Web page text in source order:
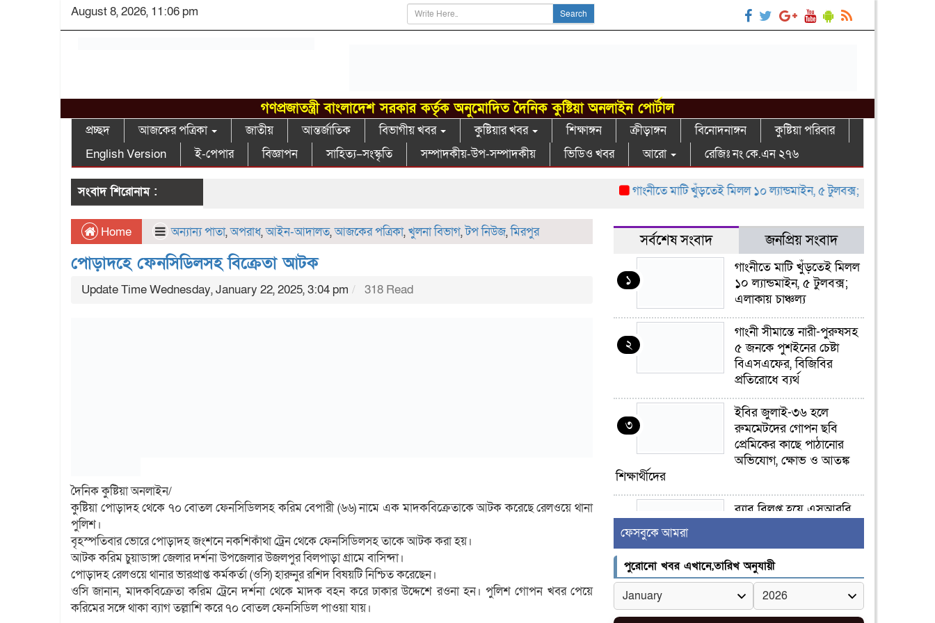
August 8, 2026, 11:06 pm Search
গণপ্রজাতন্ত্রী বাংলাদেশ সরকার কর্তৃক অনুমোদিত দৈনিক কুষ্টিয়া অনলাইন পোর্টাল
প্রচ্ছদ আজকের পত্রিকা জাতীয় আন্তর্জাতিক বিভাগীয় খবর কুষ্টিয়ার খবর শিক্ষাঙ্গন ক্রীড়াঙ্গন বিনোদনাঙ্গন
কুষ্টিয়া পরিবার
English Version
ই-পেপার বিজ্ঞাপন সাহিত্য–সংস্কৃতি সম্পাদকীয়-উপ-সম্পাদকীয় ভিডিও খবর আরো রেজিঃ নং কে.এন ২৭৬
সংবাদ শিরোনাম : গাংনীতে মাটি খুঁড়তেই মিলল ১০ ল্যান্ডমাইন, ৫ টুলবক্স; এলাকায় চাঞ্চল্য
Home অন্যান্য পাতা,অপরাধ,আইন-আদালত,আজকের পত্রিকা,খুলনা বিভাগ,টপ নিউজ,মিরপুর
পোড়াদহে ফেনসিডিলসহ বিক্রেতা আটক
Update Time Wednesday, January 22, 2025, 3:04 pm 318 Read
দৈনিক কুষ্টিয়া অনলাইন/
কুষ্টিয়া পোড়াদহ থেকে ৭০ বোতল ফেনসিডিলসহ করিম বেপারী (৬৬) নামে এক মাদকবিক্রেতাকে আটক করেছে রেলওয়ে থানা
পুলিশ।
বৃহস্পতিবার ভোরে পোড়াদহ জংশনে নকশিকাঁথা ট্রেন থেকে ফেনসিডিলসহ তাকে আটক করা হয়।
আটক করিম চুয়াডাঙ্গা জেলার দর্শনা উপজেলার উজলপুর বিলপাড়া গ্রামে বাসিন্দা।
পোড়াদহ রেলওয়ে থানার ভারপ্রাপ্ত কর্মকর্তা (ওসি) হারুনুর রশিদ বিষয়টি নিশ্চিত করেছেন।
ওসি জানান, মাদকবিক্রেতা করিম ট্রেনে দর্শনা থেকে মাদক বহন করে ঢাকার উদ্দেশে রওনা হন। পুলিশ গোপন খবর পেয়ে
করিমের সঙ্গে থাকা ব্যাগ তল্লাশি করে ৭০ বোতল ফেনসিডিল পাওয়া যায়।
সর্বশেষ সংবাদ জনপ্রিয় সংবাদ
১
গাংনীতে মাটি খুঁড়তেই মিলল
১০ ল্যান্ডমাইন, ৫ টুলবক্স;
এলাকায় চাঞ্চল্য
২
গাংনী সীমান্তে নারী-পুরুষসহ
৫ জনকে পুশইনের চেষ্টা
বিএসএফের, বিজিবির
প্রতিরোধে ব্যর্থ
৩
ইবির জুলাই-৩৬ হলে
রুমমেটদের গোপন ছবি
প্রেমিকের কাছে পাঠানোর
অভিযোগ, ক্ষোভ ও আতঙ্ক
শিক্ষার্থীদের
৪
র‍্যাব বিলুপ্ত হয়ে এসআরবি,
৫
খোকসায় বিএনপি নেতা
নাফিজ আহমেদ রাজুর ওপর
সশস্ত্র হামলা, গুরুতর আহত
ফেসবুকে আমরা
পুরোনো খবর এখানে,তারিখ অনুযায়ী